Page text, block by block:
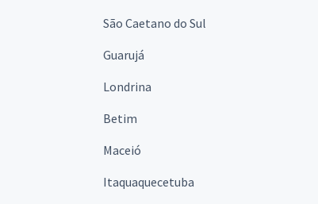
São Caetano do Sul
Guarujá
Londrina
Betim
Maceió
Itaquaquecetuba